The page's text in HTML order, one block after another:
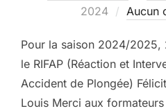
2024
Aucun
Pour la saison 2024/2025,
le RIFAP (Réaction et
Accident de Plongée)
Louis Merci aux